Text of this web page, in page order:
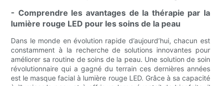
- Comprendre les avantages de la thérapie par la
lumière rouge LED pour les soins de la peau
Dans le monde en évolution rapide d’aujourd’hui, chacun est
constamment à la recherche de solutions innovantes pour
améliorer sa routine de soins de la peau. Une solution de soin
révolutionnaire qui a gagné du terrain ces dernières années
est le masque facial à lumière rouge LED. Grâce à sa capacité